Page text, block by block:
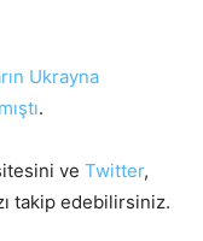
Ukrayna
.
ve Twitter,
takip edebilirsiniz.